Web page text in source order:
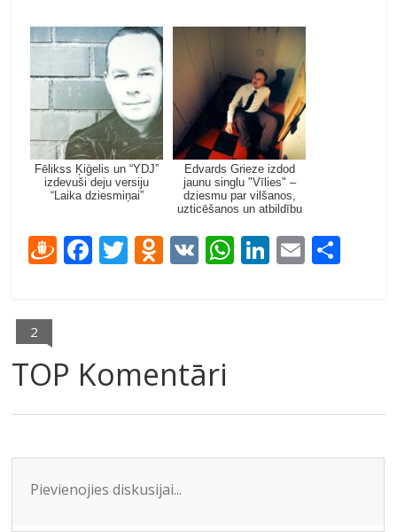
Fēlikss Ķiģelis un “YDJ”
izdevuši deju versiju
“Laika dziesmiņai”
Edvards Grieze izdod
jaunu singlu "Vīlies" –
dziesmu par vilšanos,
uzticēšanos un atbildību
D
ra
e
m
F
ac
o
o
k
T
w
O
d
kl
as
s
ni
ki
V
K
W
h
p
Li
n
E
m
2
TOP Komentāri